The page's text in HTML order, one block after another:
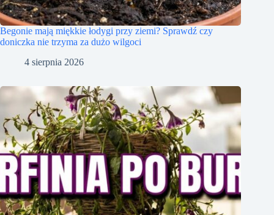
Begonie mają miękkie łodygi przy ziemi? Sprawdź czy
doniczka nie trzyma za dużo wilgoci
4 sierpnia 2026